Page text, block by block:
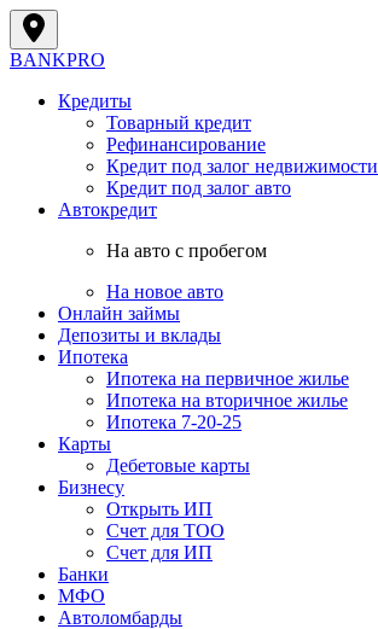
BANKPRO
Кредиты
Товарный кредит
Рефинансирование
Кредит под залог недвижимости
Кредит под залог авто
Автокредит
На авто с пробегом
На новое авто
Онлайн займы
Депозиты и вклады
Ипотека
Ипотека на первичное жилье
Ипотека на вторичное жилье
Ипотека 7-20-25
Карты
Дебетовые карты
Бизнесу
Открыть ИП
Cчет для ТОО
Счет для ИП
Банки
МФО
Автоломбарды